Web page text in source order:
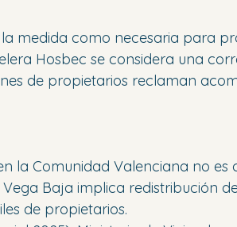
la medida como necesaria para
Hosbec se considera una
de propietarios reclaman
la Comunidad Valenciana no es
Baja implica redistribución
de propietarios.